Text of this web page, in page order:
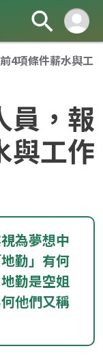
4項條件薪水與工
員，報
與工作
為夢想中
勤」有何
勤是空姐
他們又稱